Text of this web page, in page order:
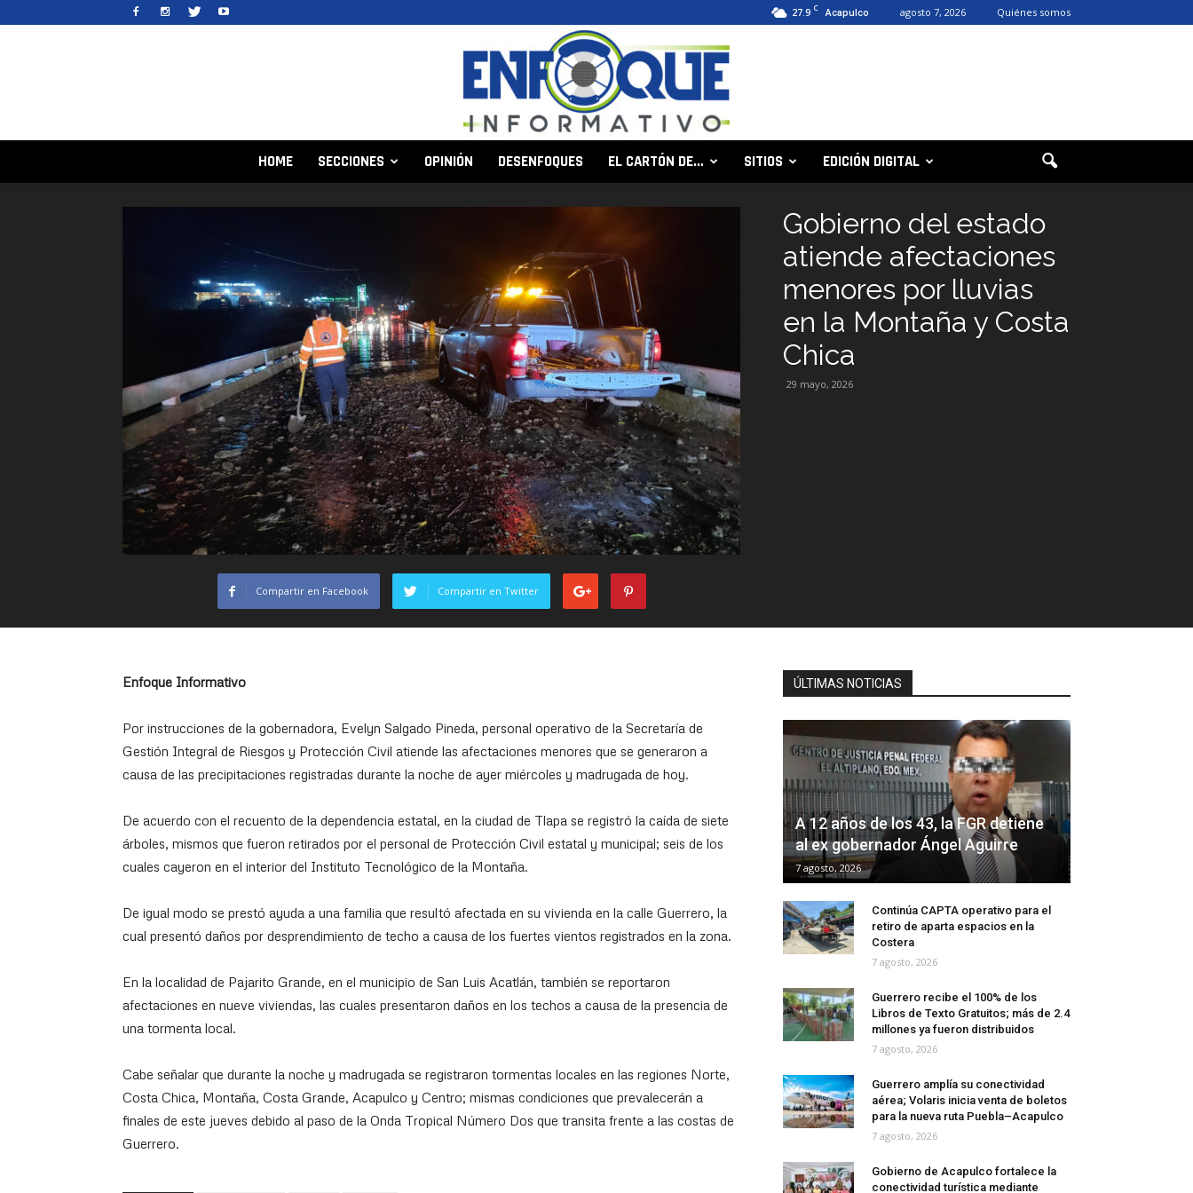
27.9 C Acapulco agosto 7, 2026 Quiénes somos
Informativo
HOME SECCIONES OPINIÓN DESENFOQUES EL CARTÓN DE… SITIOS EDICIÓN DIGITAL
Gobierno del estado
atiende afectaciones
menores por lluvias
en la Montaña y Costa
Chica
29 mayo, 2026
Compartir en Facebook Compartir en Twitter
Enfoque Informativo
Por instrucciones de la gobernadora, Evelyn Salgado Pineda, personal operativo de la Secretaría de
Gestión Integral de Riesgos y Protección Civil atiende las afectaciones menores que se generaron a
causa de las precipitaciones registradas durante la noche de ayer miércoles y madrugada de hoy.
De acuerdo con el recuento de la dependencia estatal, en la ciudad de Tlapa se registró la caída de siete
árboles, mismos que fueron retirados por el personal de Protección Civil estatal y municipal; seis de los
cuales cayeron en el interior del Instituto Tecnológico de la Montaña.
De igual modo se prestó ayuda a una familia que resultó afectada en su vivienda en la calle Guerrero, la
cual presentó daños por desprendimiento de techo a causa de los fuertes vientos registrados en la zona.
En la localidad de Pajarito Grande, en el municipio de San Luis Acatlán, también se reportaron
afectaciones en nueve viviendas, las cuales presentaron daños en los techos a causa de la presencia de
una tormenta local.
Cabe señalar que durante la noche y madrugada se registraron tormentas locales en las regiones Norte,
Costa Chica, Montaña, Costa Grande, Acapulco y Centro; mismas condiciones que prevalecerán a
finales de este jueves debido al paso de la Onda Tropical Número Dos que transita frente a las costas de
Guerrero.
ÚLTIMAS NOTICIAS
A 12 años de los 43, la FGR detiene
al ex gobernador Ángel Aguirre
7 agosto, 2026
Continúa CAPTA operativo para el
retiro de aparta espacios en la
Costera
7 agosto, 2026
Guerrero recibe el 100% de los
Libros de Texto Gratuitos; más de 2.4
millones ya fueron distribuidos
7 agosto, 2026
Guerrero amplía su conectividad
aérea; Volaris inicia venta de boletos
para la nueva ruta Puebla–Acapulco
7 agosto, 2026
Gobierno de Acapulco fortalece la
conectividad turística mediante